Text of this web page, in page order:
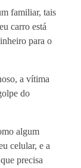
familiar, tais
carro está
para o
a vítima
do
algum
celular, e a
precisa